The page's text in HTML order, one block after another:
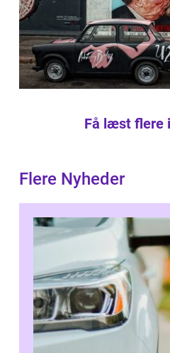
Få læst flere
Flere Nyheder